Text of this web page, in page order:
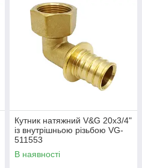
Кутник натяжний V&G 20x3/4"
із внутрішньою різьбою VG-
511553
В наявності